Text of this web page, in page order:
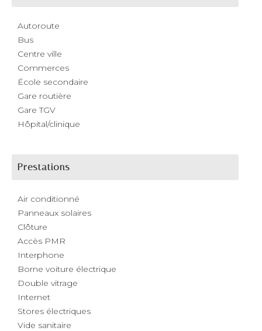
Autoroute
Bus
Centre ville
Commerces
École secondaire
Gare routière
Gare TGV
Hôpital/clinique
Prestations
Air conditionné
Panneaux solaires
Clôture
Accès PMR
Interphone
Borne voiture électrique
Double vitrage
Internet
Stores électriques
Vide sanitaire